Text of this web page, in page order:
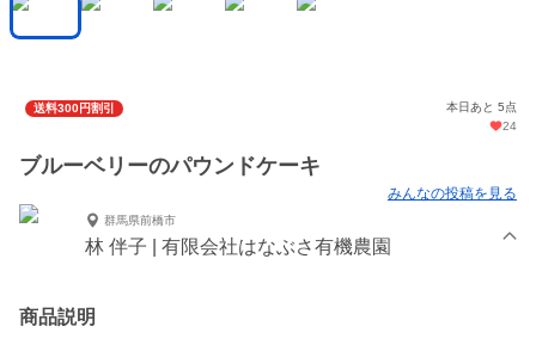
送料300円割引
本日あと 5点
24
ブルーベリーのパウンドケーキ
みんなの投稿を見る
群馬県前橋市
林 伴子 | 有限会社はなぶさ有機農園
商品説明